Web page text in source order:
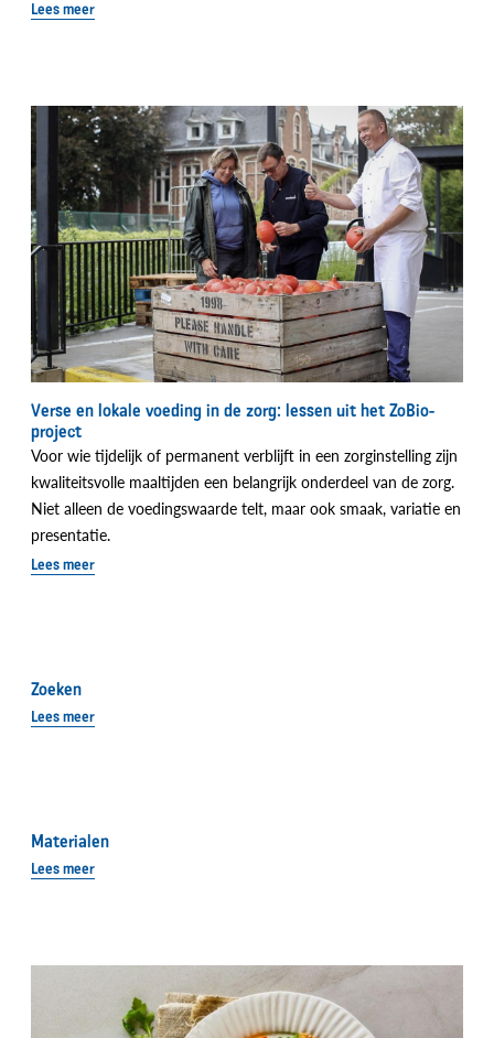
Lees meer
Verse en lokale voeding in de zorg: lessen uit het ZoBio-
project
Voor wie tijdelijk of permanent verblijft in een zorginstelling zijn
kwaliteitsvolle maaltijden een belangrijk onderdeel van de zorg.
Niet alleen de voedingswaarde telt, maar ook smaak, variatie en
presentatie.
Lees meer
Zoeken
Lees meer
Materialen
Lees meer